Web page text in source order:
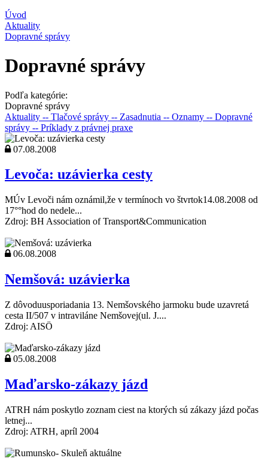
Úvod
Aktuality
Dopravné správy
Dopravné správy
Podľa kategórie:
Dopravné správy
Aktuality -- Tlačové správy -- Zasadnutia -- Oznamy -- Dopravné
správy -- Príklady z právnej praxe
07.08.2008
Levoča: uzávierka cesty
MÚv Levoči nám oznámil,že v termínoch vo štvrtok14.08.2008 od
17°°hod do nedele...
Zdroj: BH Association of Transport&Communication
06.08.2008
Nemšová: uzávierka
Z dôvoduusporiadania 13. Nemšovského jarmoku bude uzavretá
cesta II/507 v intraviláne Nemšovej(ul. J....
Zdroj: AISÖ
05.08.2008
Maďarsko-zákazy jázd
ATRH nám poskytlo zoznam ciest na ktorých sú zákazy jázd počas
letnej...
Zdroj: ATRH, apríl 2004